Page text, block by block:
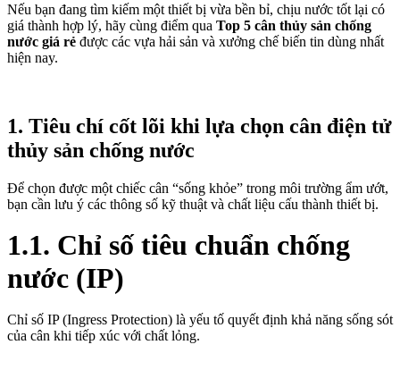
Nếu bạn đang tìm kiếm một thiết bị vừa bền bỉ, chịu nước tốt lại có
giá thành hợp lý, hãy cùng điểm qua Top 5 cân thủy sản chống
nước giá rẻ được các vựa hải sản và xưởng chế biến tin dùng nhất
hiện nay.
1. Tiêu chí cốt lõi khi lựa chọn cân điện tử
thủy sản chống nước
Để chọn được một chiếc cân “sống khỏe” trong môi trường ẩm ướt,
bạn cần lưu ý các thông số kỹ thuật và chất liệu cấu thành thiết bị.
1.1. Chỉ số tiêu chuẩn chống
nước (IP)
Chỉ số IP (Ingress Protection) là yếu tố quyết định khả năng sống sót
của cân khi tiếp xúc với chất lỏng.